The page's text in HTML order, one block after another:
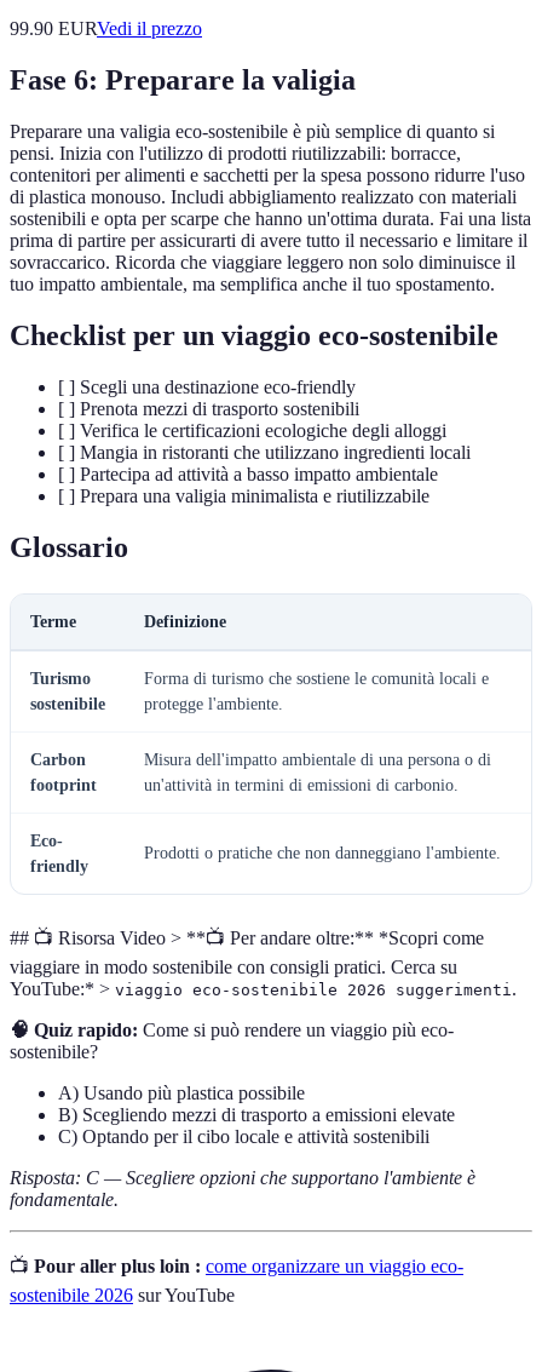
99.90 EURVedi il prezzo
Fase 6: Preparare la valigia
Preparare una valigia eco-sostenibile è più semplice di quanto si
pensi. Inizia con l'utilizzo di prodotti riutilizzabili: borracce,
contenitori per alimenti e sacchetti per la spesa possono ridurre l'uso
di plastica monouso. Includi abbigliamento realizzato con materiali
sostenibili e opta per scarpe che hanno un'ottima durata. Fai una lista
prima di partire per assicurarti di avere tutto il necessario e limitare il
sovraccarico. Ricorda che viaggiare leggero non solo diminuisce il
tuo impatto ambientale, ma semplifica anche il tuo spostamento.
Checklist per un viaggio eco-sostenibile
[ ] Scegli una destinazione eco-friendly
[ ] Prenota mezzi di trasporto sostenibili
[ ] Verifica le certificazioni ecologiche degli alloggi
[ ] Mangia in ristoranti che utilizzano ingredienti locali
[ ] Partecipa ad attività a basso impatto ambientale
[ ] Prepara una valigia minimalista e riutilizzabile
Glossario
Terme Definizione
Turismo
sostenibile
Forma di turismo che sostiene le comunità locali e
protegge l'ambiente.
Carbon
footprint
Misura dell'impatto ambientale di una persona o di
un'attività in termini di emissioni di carbonio.
Eco-
friendly
Prodotti o pratiche che non danneggiano l'ambiente.
## 📺 Risorsa Video > **📺 Per andare oltre:** *Scopri come
viaggiare in modo sostenibile con consigli pratici. Cerca su
YouTube:* > viaggio eco-sostenibile 2026 suggerimenti.
🧠 Quiz rapido: Come si può rendere un viaggio più eco-
sostenibile?
A) Usando più plastica possibile
B) Scegliendo mezzi di trasporto a emissioni elevate
C) Optando per il cibo locale e attività sostenibili
Risposta: C — Scegliere opzioni che supportano l'ambiente è
fondamentale.
📺 Pour aller plus loin : come organizzare un viaggio eco-
sostenibile 2026 sur YouTube